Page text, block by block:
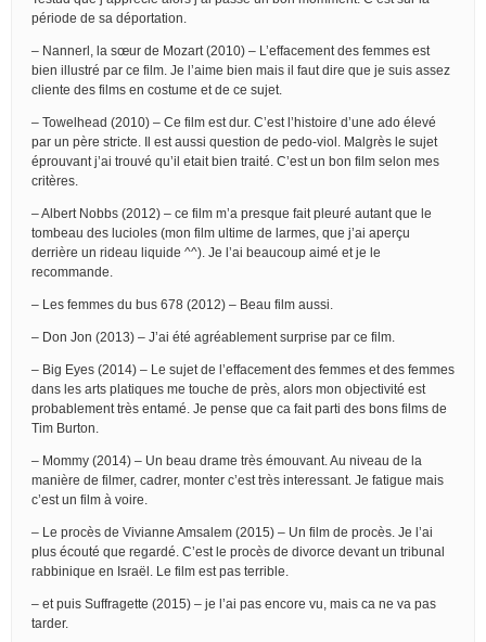
période de sa déportation.
– Nannerl, la sœur de Mozart (2010) – L’effacement des femmes est
bien illustré par ce film. Je l’aime bien mais il faut dire que je suis assez
cliente des films en costume et de ce sujet.
– Towelhead (2010) – Ce film est dur. C’est l’histoire d’une ado élevé
par un père stricte. Il est aussi question de pedo-viol. Malgrès le sujet
éprouvant j’ai trouvé qu’il etait bien traité. C’est un bon film selon mes
critères.
– Albert Nobbs (2012) – ce film m’a presque fait pleuré autant que le
tombeau des lucioles (mon film ultime de larmes, que j’ai aperçu
derrière un rideau liquide ^^). Je l’ai beaucoup aimé et je le
recommande.
– Les femmes du bus 678 (2012) – Beau film aussi.
– Don Jon (2013) – J’ai été agréablement surprise par ce film.
– Big Eyes (2014) – Le sujet de l’effacement des femmes et des femmes
dans les arts platiques me touche de près, alors mon objectivité est
probablement très entamé. Je pense que ca fait parti des bons films de
Tim Burton.
– Mommy (2014) – Un beau drame très émouvant. Au niveau de la
manière de filmer, cadrer, monter c’est très interessant. Je fatigue mais
c’est un film à voire.
– Le procès de Vivianne Amsalem (2015) – Un film de procès. Je l’ai
plus écouté que regardé. C’est le procès de divorce devant un tribunal
rabbinique en Israël. Le film est pas terrible.
– et puis Suffragette (2015) – je l’ai pas encore vu, mais ca ne va pas
tarder.